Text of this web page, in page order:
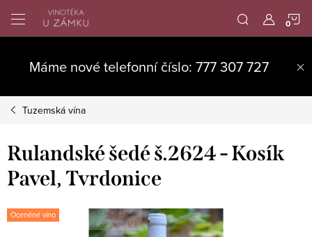
obsah
Máme nové telefonní číslo: 777 307 727
Tuzemská vína
Rulandské šedé š.2624 - Kosík
Pavel, Tvrdonice
Oceněné víno